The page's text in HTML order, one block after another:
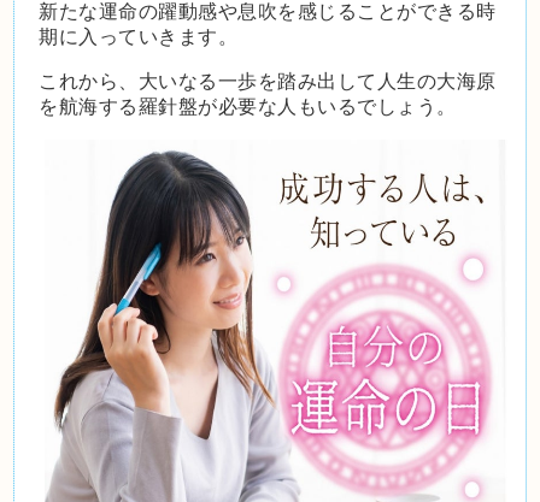
新たな運命の躍動感や息吹を感じることができる時
期に入っていきます。
これから、大いなる一歩を踏み出して人生の大海原
を航海する羅針盤が必要な人もいるでしょう。